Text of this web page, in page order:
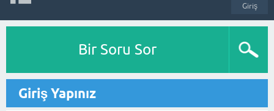
Giriş
Bir Soru Sor
Giriş Yapınız